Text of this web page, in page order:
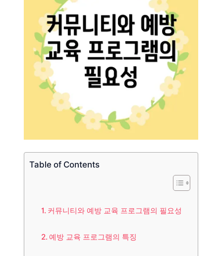
Table of Contents
커뮤니티와 예방 교육 프로그램의 필요성
예방 교육 프로그램의 특징